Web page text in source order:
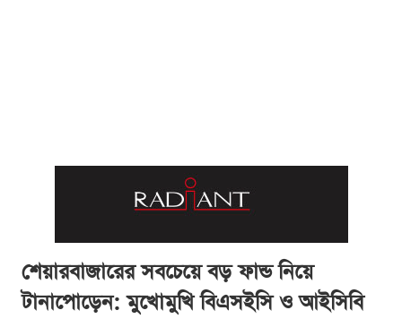
শেয়ারবাজারের সবচেয়ে বড় ফান্ড নিয়ে
টানাপোড়েন: মুখোমুখি বিএসইসি ও আইসিবি